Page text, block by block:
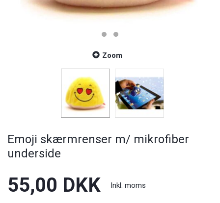
Zoom
Emoji skærmrenser m/ mikrofiber
underside
55,00 DKK Inkl. moms